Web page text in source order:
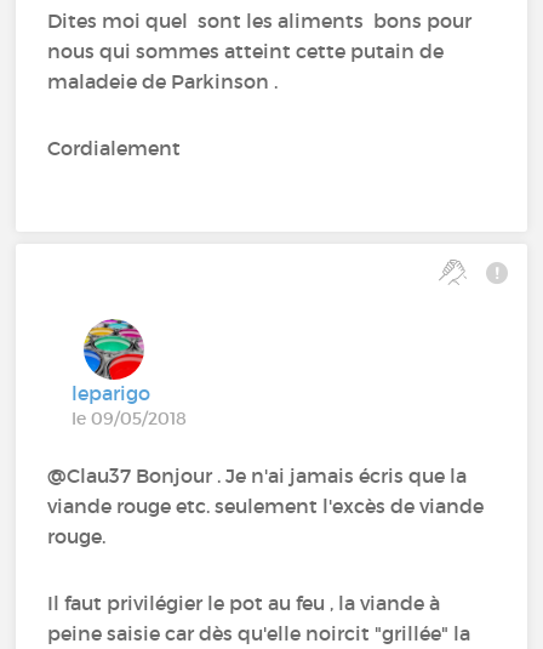
Dites moi quel sont les aliments bons pour
nous qui sommes atteint cette putain de
maladeie de Parkinson .
Cordialement
leparigo
le 09/05/2018
@Clau37 Bonjour . Je n'ai jamais écris que la
viande rouge etc. seulement l'excès de viande
rouge.
Il faut privilégier le pot au feu , la viande à
peine saisie car dès qu'elle noircit "grillée" la